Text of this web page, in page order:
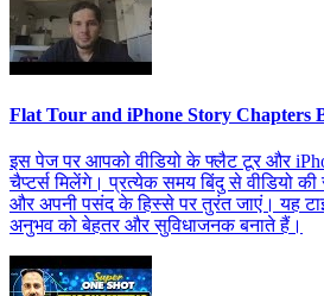
Flat Tour and iPhone Story Chapters
इस पेज पर आपको वीडियो के फ्लैट टूर और
चैप्टर्स मिलेंगे। प्रत्येक समय बिंदु से वीडियो
और अपनी पसंद के हिस्से पर तुरंत जाएं। यह
अनुभव को बेहतर और सुविधाजनक बनाते हैं।